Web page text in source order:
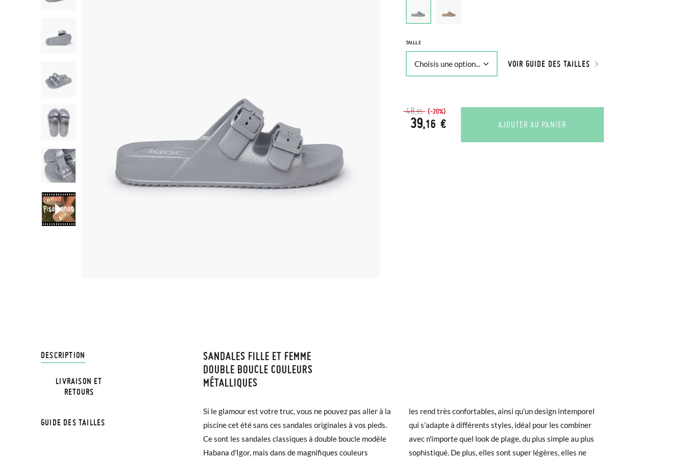
TAILLE
VOIR GUIDE DES TAILLES
48,95 (-20%)
39,16 € AJOUTER AU PANIER
DESCRIPTION
SANDALES FILLE ET FEMME
DOUBLE BOUCLE COULEURS
MÉTALLIQUES
Si le glamour est votre truc, vous ne pouvez pas aller à la
piscine cet été sans ces sandales originales à vos pieds.
Ce sont les sandales classiques à double boucle modèle
Habana d'Igor, mais dans de magnifiques couleurs
les rend très confortables, ainsi qu'un design intemporel
qui s'adapte à différents styles, idéal pour les combiner
avec n'importe quel look de plage, du plus simple au plus
sophistiqué. De plus, elles sont super légères, elles ne
LIVRAISON ET
RETOURS
LIVRAISON ET RETOURS
Chez Pisamonas, la livraison est gratuite dès 40 €. Pour les commandes inférieures à 40 €, la livraison standard coûte
avant 15h, sinon elle sera expédiée le lendemain.
Si vos chaussures arrivent et ne correspondent pas tout à fait à ce que vous recherchiez, vous pouvez facilement
demander un retour gratuit.
GUIDE DES TAILLES